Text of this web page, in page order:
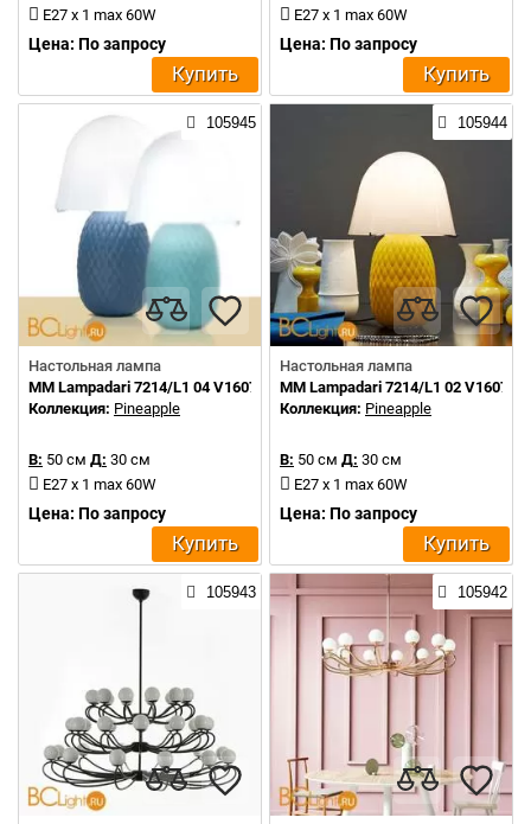
E27 x 1 max 60W
Цена: По запросу
Купить
E27 x 1 max 60W
Цена: По запросу
Купить
105945
Настольная лампа
MM Lampadari 7214/L1 04 V1607
Коллекция: Pineapple
В: 50 см Д: 30 см
E27 x 1 max 60W
Цена: По запросу
Купить
105944
Настольная лампа
MM Lampadari 7214/L1 02 V1607
Коллекция: Pineapple
В: 50 см Д: 30 см
E27 x 1 max 60W
Цена: По запросу
Купить
105943 105942